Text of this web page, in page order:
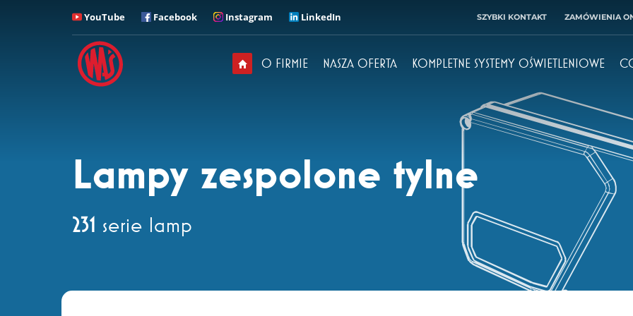
ZADZWOŃ
Z kim chciałbyś u nas
rozmawiać?
Sekretariat
SZYBKI KONTAKT ZAMÓWIENIA
YouTube Facebook Instagram LinkedIn
O FIRMIE NASZA OFERTA KOMPLETNE SYSTEMY OŚWIETLENIOWE
Lampy zespolone tylne
231 serie lamp